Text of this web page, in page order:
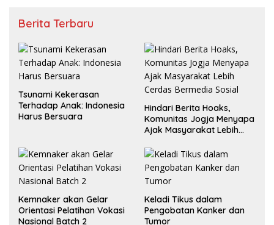
Berita Terbaru
Tsunami Kekerasan
Terhadap Anak: Indonesia
Harus Bersuara
Hindari Berita Hoaks,
Komunitas Jogja Menyapa
Ajak Masyarakat Lebih
Kemnaker akan Gelar
Orientasi Pelatihan Vokasi
Nasional Batch 2
Keladi Tikus dalam
Pengobatan Kanker dan
Tumor